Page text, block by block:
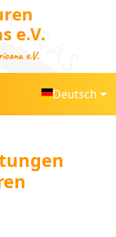
e.V.
e.V.
Deutsch